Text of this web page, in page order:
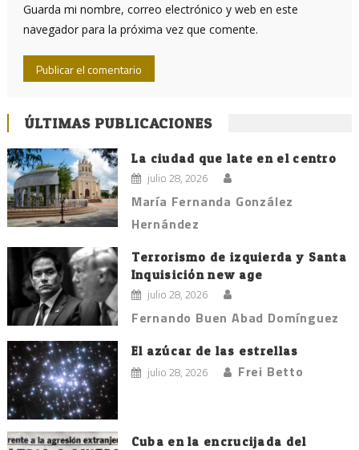
Guarda mi nombre, correo electrónico y web en este
navegador para la próxima vez que comente.
ÚLTIMAS PUBLICACIONES
La ciudad que late en el centro
julio 28, 2026
María Fernanda González
Hernández
Terrorismo de izquierda y Santa
Inquisición new age
julio 28, 2026
Fernando Buen Abad Domínguez
El azúcar de las estrellas
julio 28, 2026 Frei Betto
Cuba en la encrucijada del